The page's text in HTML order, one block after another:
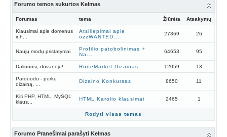
Forumo temos sukurtos Kelmas
Forumas tema Žiūrėta Atsakymų
Klausimai apie domenus
ir h...
Atsiliepimai apie
ozzWANTED...
27369 26
Naujų modų pristatymai
Profilio patobolinimas +
Na...
64653 95
Dalinuosi, dovanoju! RuneMarket Dizainas 12059 13
Parduodu - perku
dizainą, ...
Dizaino Konkursas 8650 11
Kiti PHP, HTML, MySQL
klaus...
HTML Karolio klausimai 2465 1
Rodyti visas temas
Forumo Pranešimai parašyti Kelmas